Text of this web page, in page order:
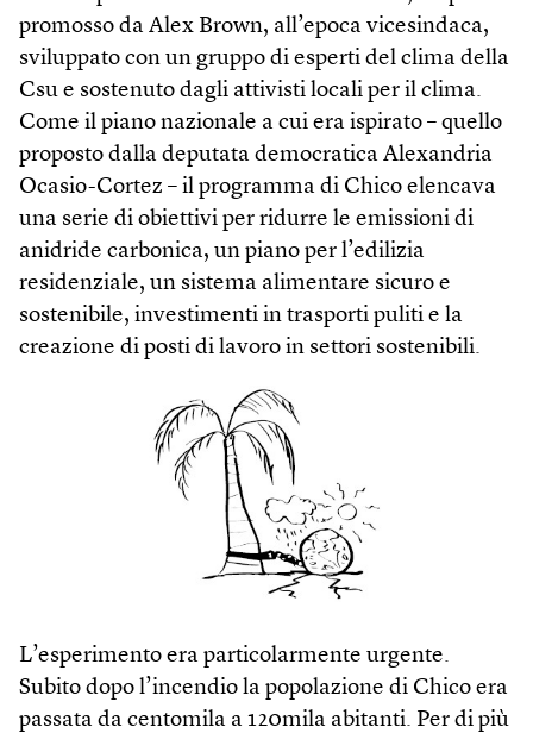
promosso da Alex Brown, all’epoca vicesindaca,
sviluppato con un gruppo di esperti del clima della
Csu e sostenuto dagli attivisti locali per il clima.
Come il piano nazionale a cui era ispirato – quello
proposto dalla deputata democratica Alexandria
Ocasio-Cortez – il programma di Chico elencava
una serie di obiettivi per ridurre le emissioni di
anidride carbonica, un piano per l’edilizia
residenziale, un sistema alimentare sicuro e
sostenibile, investimenti in trasporti puliti e la
creazione di posti di lavoro in settori sostenibili.
L’esperimento era particolarmente urgente.
Subito dopo l’incendio la popolazione di Chico era
passata da centomila a 120mila abitanti. Per di più